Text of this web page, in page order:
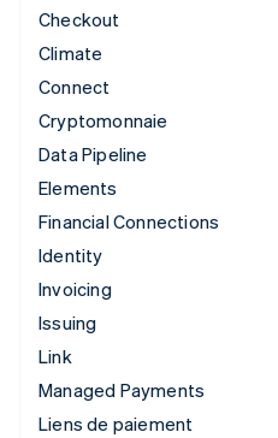
Checkout
Climate
Connect
Cryptomonnaie
Data Pipeline
Elements
Financial Connections
Identity
Invoicing
Issuing
Link
Managed Payments
Liens de paiement